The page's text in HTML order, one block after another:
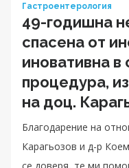
Гастроентерология
49-годишна
спасена от
иновативна
процедура,
на доц.
Благодарение на
Карагьозов и д-р